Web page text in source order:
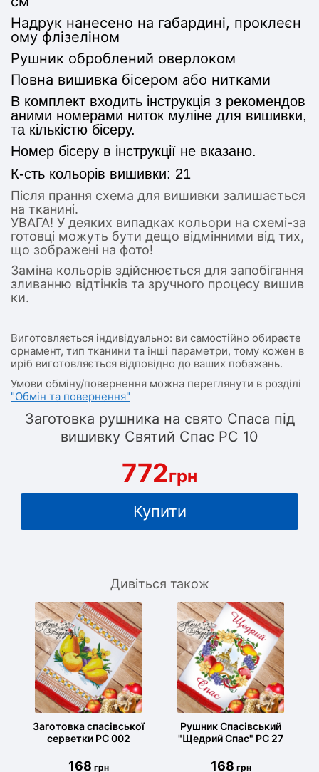
Надрук нанесено на габардині, проклеєн
ому флізеліном
Рушник оброблений оверлоком
Повна вишивка бісером або нитками
В комплект входить інструкція з рекомендов
аними номерами ниток муліне для вишивки,
та кількістю бісеру.
Номер бісеру в інструкції не вказано.
К-сть кольорів вишивки: 21
Після прання схема для вишивки залишається
на тканині.
УВАГА! У деяких випадках кольори на схемі-за
готовці можуть бути дещо відмінними від тих,
що зображені на фото!
Заміна кольорів здійснюється для запобігання
зливанню відтінків та зручного процесу вишив
ки.
Виготовляється індивідуально: ви самостійно обираєте
орнамент, тип тканини та інші параметри, тому кожен в
иріб виготовляється відповідно до ваших побажань.
Умови обміну/повернення можна переглянути в розділі
"Обмін та повернення"
Заготовка рушника на свято Спаса під
вишивку Святий Спас РС 10
772грн
Купити
Дивіться також
Заготовка спасівської
серветки РС 002
168 грн
Рушник Спасівський
"Щедрий Спас" РС 27
168 грн